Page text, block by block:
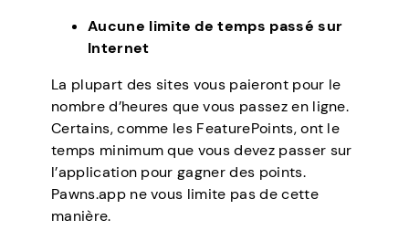
Aucune limite de temps passé sur
Internet
La plupart des sites vous paieront pour le
nombre d’heures que vous passez en ligne.
Certains, comme les FeaturePoints, ont le
temps minimum que vous devez passer sur
l’application pour gagner des points.
Pawns.app ne vous limite pas de cette
manière.